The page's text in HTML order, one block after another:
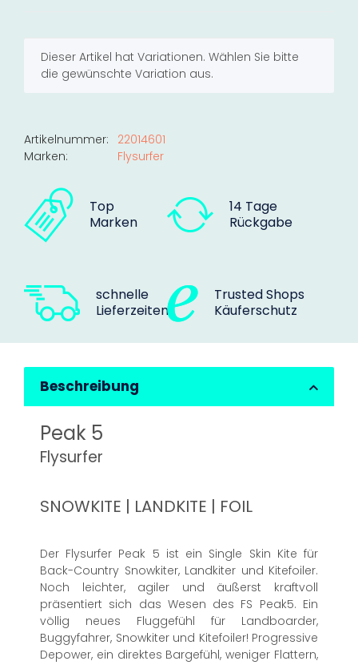
xDieser Artikel hat Variationen. Wählen Sie bitte
die gewünschte Variation aus.
Artikelnummer:
22014601
Marken:
Flysurfer
Top
Marken
14 Tage
Rückgabe
schnelle
Lieferzeiten
Trusted Shops
Käuferschutz
Beschreibung
Peak 5
Flysurfer
SNOWKITE | LANDKITE | FOIL
Der Flysurfer Peak 5 ist ein Single Skin Kite für
Back-Country Snowkiter, Landkiter und Kitefoiler.
Noch leichter, agiler und äußerst kraftvoll
präsentiert sich das Wesen des FS Peak5. Ein
völlig neues Fluggefühl für Landboarder,
Buggyfahrer, Snowkiter und Kitefoiler! Progressive
Depower, ein direktes Bargefühl, weniger Flattern,